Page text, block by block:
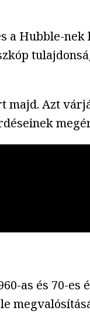
a Hubble-nek
majd. Azt
as és 70-es